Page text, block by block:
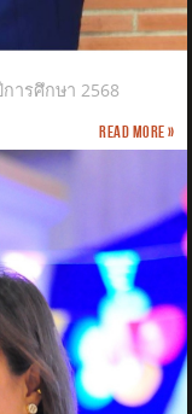
ารศึกษา 2568
Read more »